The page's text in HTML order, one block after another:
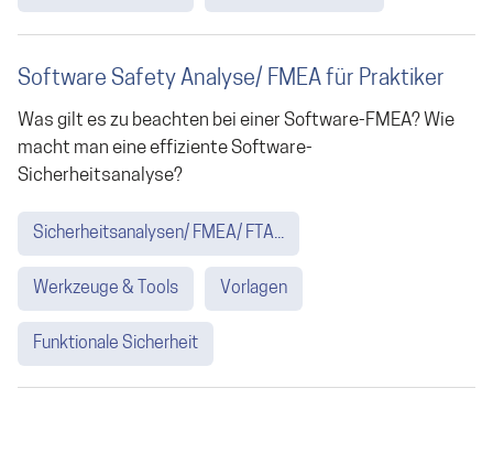
Software Safety Analyse/ FMEA für Praktiker
Was gilt es zu beachten bei einer Software-FMEA? Wie
macht man eine effiziente Software-
Sicherheitsanalyse?
Sicherheitsanalysen/ FMEA/ FTA...
Werkzeuge & Tools Vorlagen
Funktionale Sicherheit